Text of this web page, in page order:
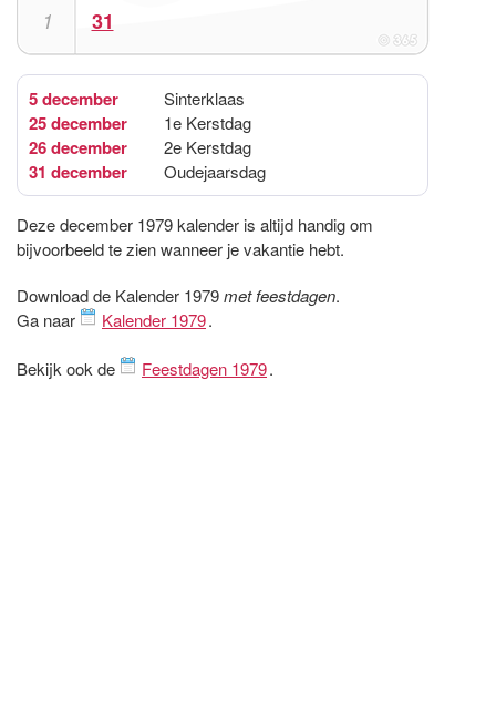
1 31
5 december Sinterklaas
25 december 1e Kerstdag
26 december 2e Kerstdag
31 december Oudejaarsdag
Deze december 1979 kalender is altijd handig om
bijvoorbeeld te zien wanneer je vakantie hebt.
Download de Kalender 1979met feestdagen.
Ga naar
Kalender 1979.
Bekijk ook de Feestdagen 1979.